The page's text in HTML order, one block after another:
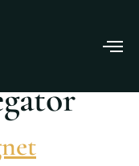
2025